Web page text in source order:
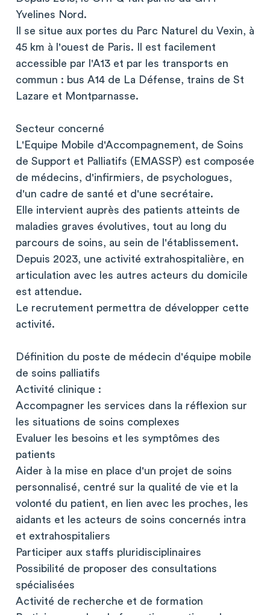
Yvelines Nord.
Il se situe aux portes du Parc Naturel du Vexin, à
45 km à l'ouest de Paris. Il est facilement
accessible par l'A13 et par les transports en
commun : bus A14 de La Défense, trains de St
Lazare et Montparnasse.
Secteur concerné
L'Equipe Mobile d'Accompagnement, de Soins
de Support et Palliatifs (EMASSP) est composée
de médecins, d'infirmiers, de psychologues,
d'un cadre de santé et d'une secrétaire.
Elle intervient auprès des patients atteints de
maladies graves évolutives, tout au long du
parcours de soins, au sein de l'établissement.
Depuis 2023, une activité extrahospitalière, en
articulation avec les autres acteurs du domicile
est attendue.
Le recrutement permettra de développer cette
activité.
Définition du poste de médecin d'équipe mobile
de soins palliatifs
Activité clinique :
Accompagner les services dans la réflexion sur
les situations de soins complexes
Evaluer les besoins et les symptômes des
patients
Aider à la mise en place d'un projet de soins
personnalisé, centré sur la qualité de vie et la
volonté du patient, en lien avec les proches, les
aidants et les acteurs de soins concernés intra
et extrahospitaliers
Participer aux staffs pluridisciplinaires
Possibilité de proposer des consultations
spécialisées
Activité de recherche et de formation